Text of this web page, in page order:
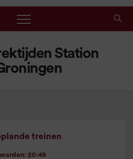
Station
treinen
20:49